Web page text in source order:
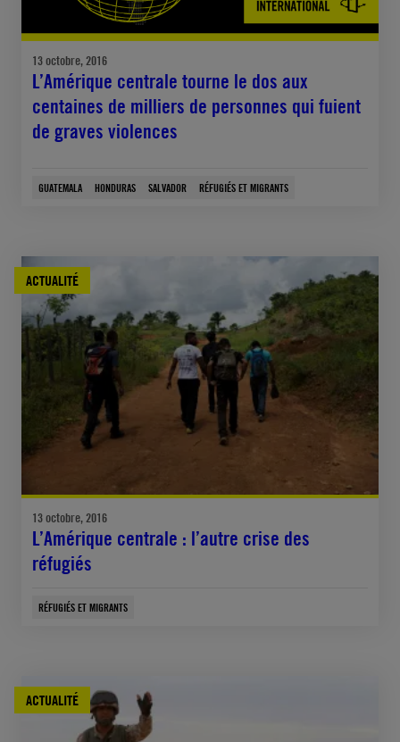
13 octobre, 2016
L’Amérique centrale tourne le dos aux
centaines de milliers de personnes qui fuient
de graves violences
GUATEMALA HONDURAS SALVADOR RÉFUGIÉS ET MIGRANTS
ACTUALITÉ
13 octobre, 2016
L’Amérique centrale : l’autre crise des
réfugiés
RÉFUGIÉS ET MIGRANTS
ACTUALITÉ